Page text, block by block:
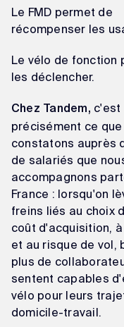
Le FMD permet de
récompenser les
Le vélo de fonction
les déclencher.
Chez Tandem, c'est
précisément ce que
constatons auprès
de salariés que
accompagnons
France : lorsqu'on
freins liés au choix
coût d'acquisition,
et au risque de vol,
plus de
sentent capables
vélo pour leurs
domicile-travail.